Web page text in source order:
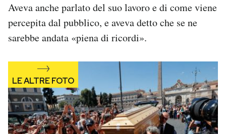
Aveva anche parlato del suo lavoro e di come viene
percepita dal pubblico, e aveva detto che se ne
sarebbe andata «piena di ricordi».